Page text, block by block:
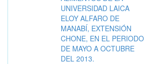
UNIVERSIDAD LAICA
ELOY ALFARO DE
MANABÍ, EXTENSIÓN
CHONE, EN EL PERIODO
DE MAYO A OCTUBRE
DEL 2013.